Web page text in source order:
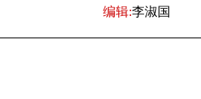
编辑:李淑国